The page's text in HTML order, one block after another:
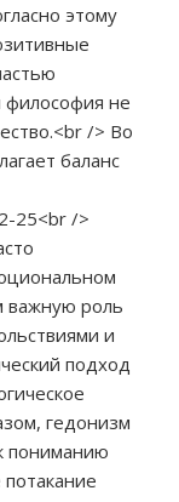
этому
философия не
/> Во
баланс
25<br/>
важную роль
и
подход
гедонизм
пониманию
потакание